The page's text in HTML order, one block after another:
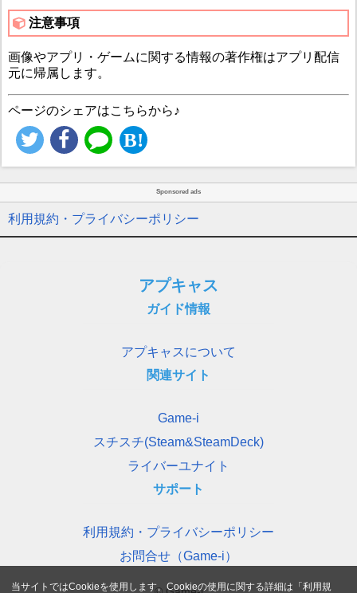
注意事項
画像やアプリ・ゲームに関する情報の著作権はアプリ配信
元に帰属します。
ページのシェアはこちらから♪
Sponsored ads
利用規約・プライバシーポリシー
アプキャス
ガイド情報
アプキャスについて
関連サイト
Game-i
スチスチ(Steam&SteamDeck)
ライバーユナイト
サポート
利用規約・プライバシーポリシー
お問合せ（Game-i）
当サイトではCookieを使用します。Cookieの使用に関する詳細は「利用規